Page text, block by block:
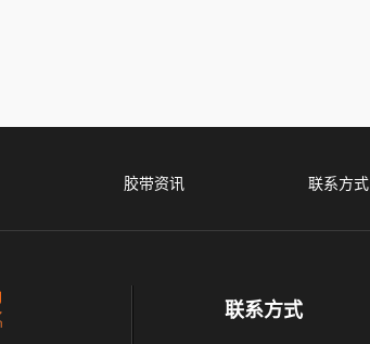
胶带资讯 联系方式
联系方式